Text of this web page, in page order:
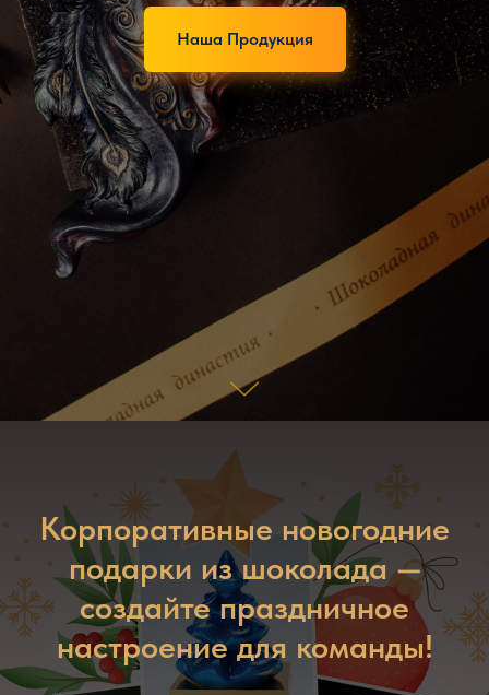
Наша Продукция
Корпоративные новогодние
подарки из шоколада —
создайте праздничное
настроение для команды!